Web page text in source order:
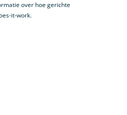
over hoe gerichte
it-work.